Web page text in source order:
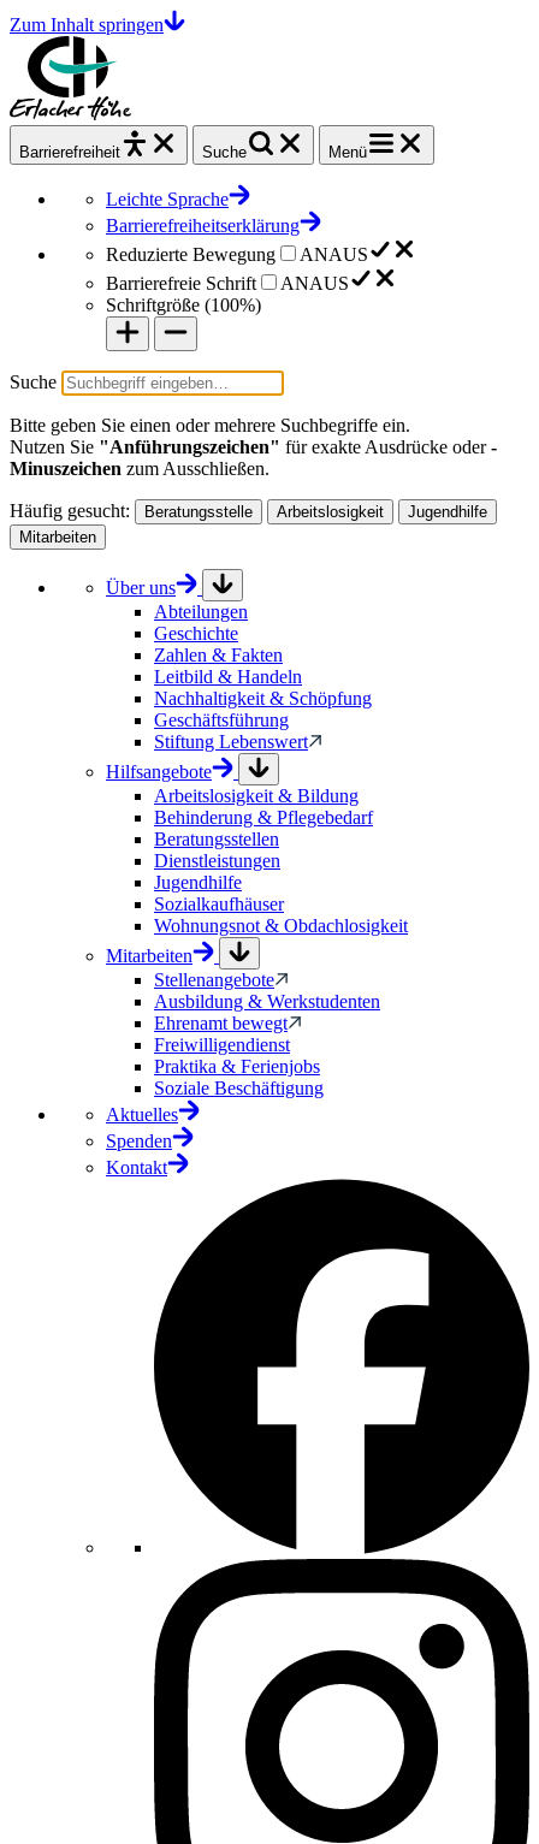
Zum Inhalt springen
Barrierefrei heit Suche Menü
Leichte Sprache
Barrierefreiheitserklärung
Reduzierte Bewegung
ANAUS
Barrierefreie Schrift
ANAUS
Schriftgröße (100%)
Suche
Bitte geben Sie einen oder mehrere Suchbegriffe ein.
Nutzen Sie "Anführungszeichen" für exakte Ausdrücke oder-
Minuszeichen zum Ausschließen.
Häufig gesucht: Beratungsstelle Arbeitslosigkeit
Jugendhilfe
Mitarbeiten
Über uns
Abteilungen
Geschichte
Zahlen & Fakten
Leitbild & Handeln
Nachhaltigkeit & Schöpfung
Geschäftsführung
Stiftung Lebenswert
Hilfsangebote
Arbeitslosigkeit & Bildung
Behinderung & Pflegebedarf
Beratungsstellen
Dienstleistungen
Jugendhilfe
Sozialkaufhäuser
Wohnungsnot & Obdachlosigkeit
Mitarbeiten
Stellenangebote
Ausbildung & Werkstudenten
Ehrenamt bewegt
Freiwilligendienst
Praktika & Ferienjobs
Soziale Beschäftigung
Aktuelles
Spenden
Kontakt